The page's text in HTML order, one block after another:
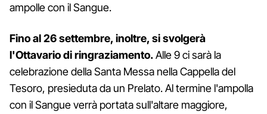
ampolle con il Sangue.
Fino al 26 settembre, inoltre, si svolgerà
l'Ottavario di ringraziamento.Alle 9 ci sarà la
celebrazione della Santa Messa nella Cappella del
Tesoro, presieduta da un Prelato. Al termine l'ampolla
con il Sangue verrà portata sull'altare maggiore,